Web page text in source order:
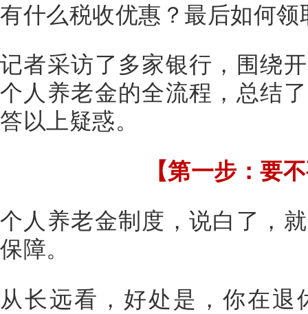
有什么税收优惠？最后如何领
记者采访了多家银行，围绕
个人养老金的全流程，总结
答以上疑惑。
【第一步：要
个人养老金制度，说白了，
保障。
从长远看，好处是，你在退